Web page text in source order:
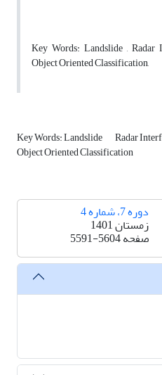
Key Words: Landslide , Radar
Object Oriented Classification,
Key Words: Landslide Radar
Object Oriented Classification
دوره 7، شماره 4
زمستان 1401
صفحه5591-5604